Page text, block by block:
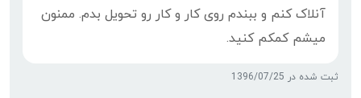
آنلاک کنم و ببندم روی کار و کار رو تحویل بدم. ممنون
میشم کمکم کنید.
ثبت شده در 1396/07/25